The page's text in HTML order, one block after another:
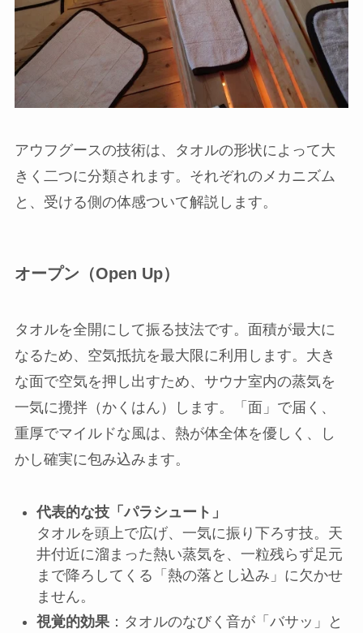
アウフグースの技術は、タオルの形状によって大
きく二つに分類されます。それぞれのメカニズム
と、受ける側の体感ついて解説します。
オープン（Open Up）
タオルを全開にして振る技法です。面積が最大に
なるため、空気抵抗を最大限に利用します。大き
な面で空気を押し出すため、サウナ室内の蒸気を
一気に攪拌（かくはん）します。「面」で届く、
重厚でマイルドな風は、熱が体全体を優しく、し
かし確実に包み込みます。
代表的な技「パラシュート」
タオルを頭上で広げ、一気に振り下ろす技。天
井付近に溜まった熱い蒸気を、一粒残らず足元
まで降ろしてくる「熱の落とし込み」に欠かせ
ません。
視覚的効果：タオルのなびく音が「バサッ」と